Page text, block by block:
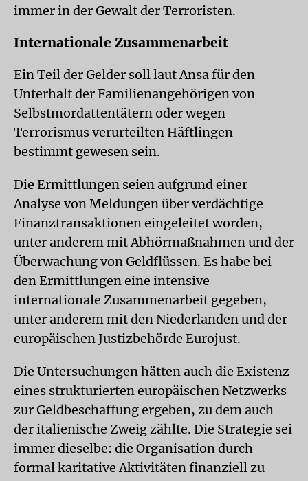
immer in der Gewalt der Terroristen.
Internationale Zusammenarbeit
Ein Teil der Gelder soll laut Ansa für den
Unterhalt der Familienangehörigen von
Selbstmordattentätern oder wegen
Terrorismus verurteilten Häftlingen
bestimmt gewesen sein.
Die Ermittlungen seien aufgrund einer
Analyse von Meldungen über verdächtige
Finanztransaktionen eingeleitet worden,
unter anderem mit Abhörmaßnahmen und der
Überwachung von Geldflüssen. Es habe bei
den Ermittlungen eine intensive
internationale Zusammenarbeit gegeben,
unter anderem mit den Niederlanden und der
europäischen Justizbehörde Eurojust.
Die Untersuchungen hätten auch die Existenz
eines strukturierten europäischen Netzwerks
zur Geldbeschaffung ergeben, zu dem auch
der italienische Zweig zählte. Die Strategie sei
immer dieselbe: die Organisation durch
formal karitative Aktivitäten finanziell zu